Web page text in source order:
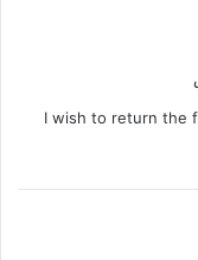
I wish to return the